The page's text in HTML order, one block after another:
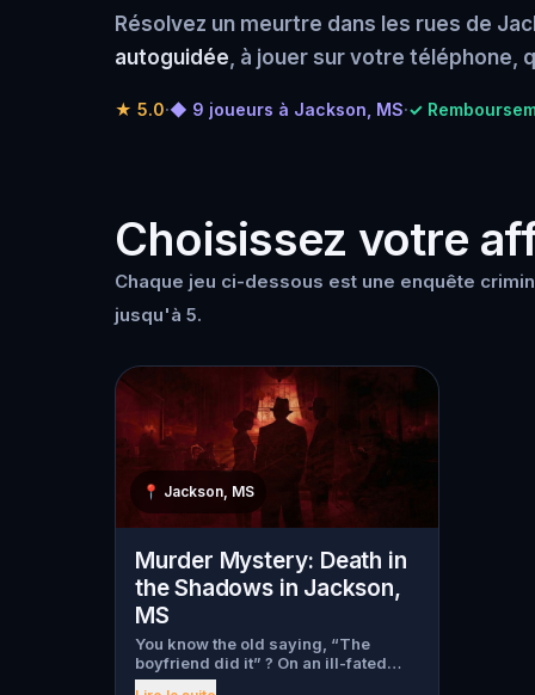
Résolvez un meurtre dans les rues de
autoguidée, à jouer sur votre téléphone,
★ 5.0·◆ 9 joueurs à Jackson, MS·✓
Choisissez votre
Chaque jeu ci-dessous est une enquête
jusqu'à 5.
📍 Jackson, MS
Murder Mystery: Death in
the Shadows in Jackson,
MS
You know the old saying, “The
boyfriend did it” ? On an ill-fated
night, love goes terribly wrong for